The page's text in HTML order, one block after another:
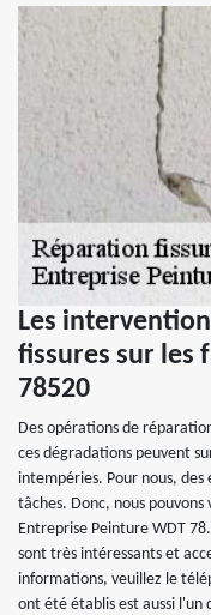
Les
fissures sur les
78520
Des opérations de
ces dégradations peuvent
intempéries. Pour nous,
tâches. Donc, nous
Entreprise Peinture WDT
sont très intéressants et
informations, veuillez le
ont été établis est aussi l'un